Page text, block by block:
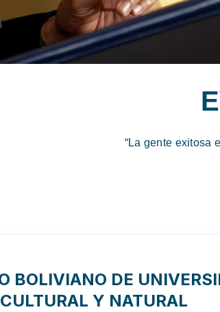
“La gente exitosa
BOLIVIANO DE
Y NATURAL